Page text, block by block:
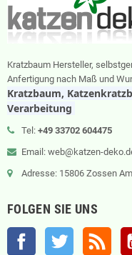
Kratzbaum Hersteller,
Anfertigung nach Maß und
Kratzbaum,
Verarbeitung
Tel: +49 33702 604475
Email: web@katzen-
Adresse: 15806 Zossen
FOLGEN SIE UNS
Facebook Twitter RSS